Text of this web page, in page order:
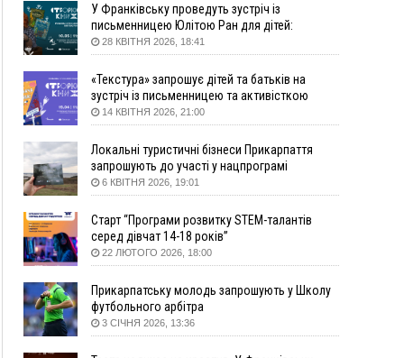
Прикарпатті до кінця п'ятниці
08:45
Нафтогазову площу на межі Прикарпаття та
Львівщини повторно виставили на аукціон за
Вчора
18:46 ФОТО У Польщі невідомі скоїли наругу над
могилою УПА
17:45
Сили оборони уразила Ярославський НПЗ та
кораблі берегової охорони фсб у Керчі
побачать далеко за межами Коломиї
16:42
Поблизу Франківська п'яний на Chevrolet
втікав від поліції
16:27
На Прикарпатті триває декларування
вогнепальної зброї: уже зареєстровано 282
одиниці
У Франківську проведуть зустріч із
письменницею Юлітою Ран для дітей:
говоритимуть про серію книг про Мавку
28 КВІТНЯ 2026, 18:41
«Текстура» запрошує дітей та батьків на
зустріч із письменницею та активісткою
Анною Повх
14 КВІТНЯ 2026, 21:00
Локальні туристичні бізнеси Прикарпаття
запрошують до участі у нацпрограмі
«Подорож до себе»
6 КВІТНЯ 2026, 19:01
Старт “Програми розвитку STEM-талантів
серед дівчат 14-18 років”
22 ЛЮТОГО 2026, 18:00
Прикарпатську молодь запрошують у Школу
футбольного арбітра
3 СІЧНЯ 2026, 13:36